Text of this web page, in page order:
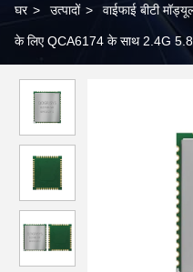
घर > उत्पादों > वाईफाई बीटी
के लिए QCA6174 के साथ 2.4G